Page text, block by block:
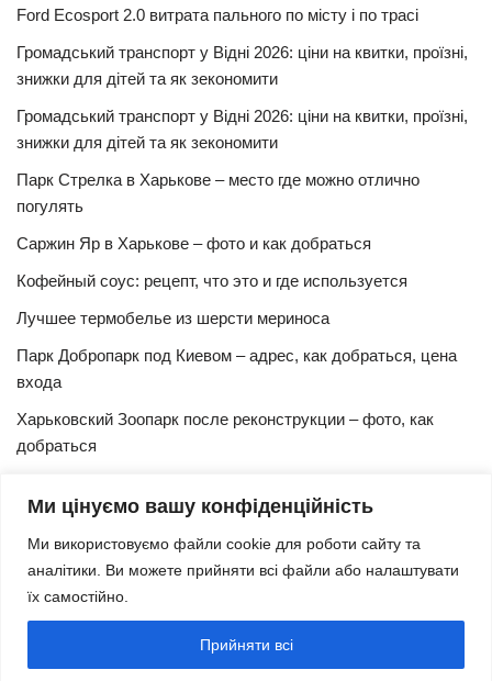
Ми цінуємо вашу конфіденційність
Ми використовуємо файли cookie для роботи сайту та
аналітики. Ви можете прийняти всі файли або налаштувати
їх самостійно.
Прийняти всі
Ford Ecosport 2.0 витрата пального по місту і по трасі
Громадський транспорт у Відні 2026: ціни на квитки, проїзні,
знижки для дітей та як зекономити
Громадський транспорт у Відні 2026: ціни на квитки, проїзні,
знижки для дітей та як зекономити
Парк Стрелка в Харькове – место где можно отлично
погулять
Саржин Яр в Харькове – фото и как добраться
Кофейный соус: рецепт, что это и где используется
Лучшее термобелье из шерсти мериноса
Парк Добропарк под Киевом – адрес, как добраться, цена
входа
Харьковский Зоопарк после реконструкции – фото, как
добраться
домашних условиях
Харьковская Швейцария – цены, адрес, как добраться
Маршрут и расписание 27 троллейбуса (Харьков)
Трамвай № 3 Харьков – маршрут, время и интервал